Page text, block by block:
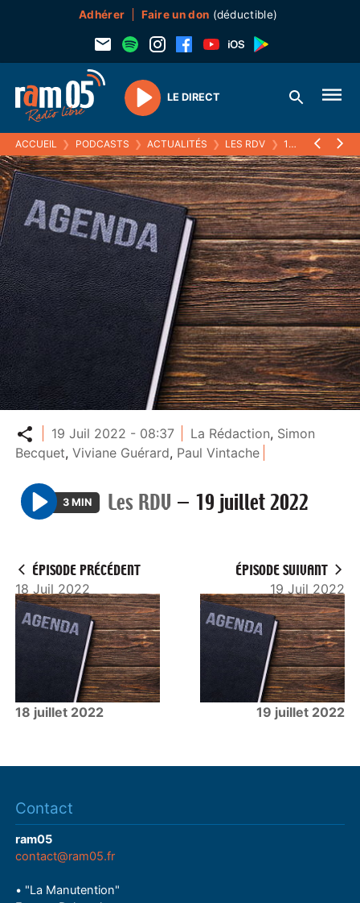
Adhérer Faire un don (déductible)
Play
LE DIRECT
ACCUEIL ❯ PODCASTS ❯ ACTUALITÉS ❯ LES RDV ❯ 19 JUILLET 2022
Partager
19 Juil 2022 - 08:37 La Rédaction, Simon
Becquet,Viviane Guérard, Paul Vintache
P
y
3 MIN Les RDV — 19 juillet 2022
ÉPISODE PRÉCÉDENT
18 Juil 2022
18 juillet 2022
ÉPISODE SUIVANT
19 Juil 2022
19 juillet 2022
Contact
ram05
contact@ram05.fr
• "La Manutention"